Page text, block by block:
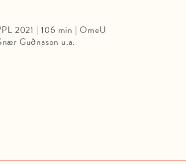
2021 | 106 min | OmeU
Guðnason u.a.